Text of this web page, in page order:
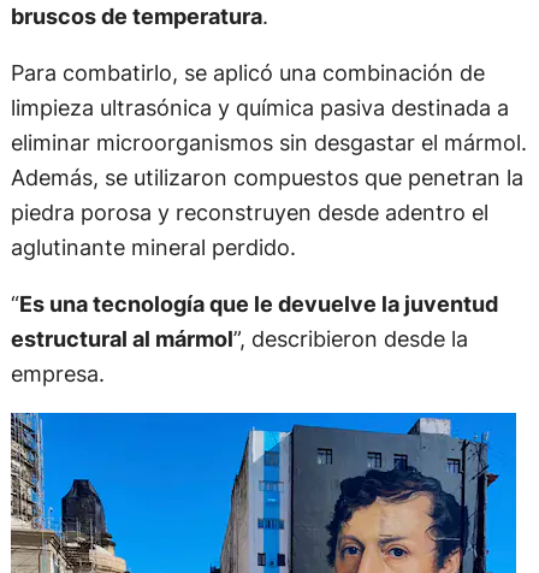
bruscos de temperatura.
Para combatirlo, se aplicó una combinación de
limpieza ultrasónica y química pasiva destinada a
eliminar microorganismos sin desgastar el mármol.
Además, se utilizaron compuestos que penetran la
piedra porosa y reconstruyen desde adentro el
aglutinante mineral perdido.
“Es una tecnología que le devuelve la juventud
estructural al mármol”, describieron desde la
empresa.